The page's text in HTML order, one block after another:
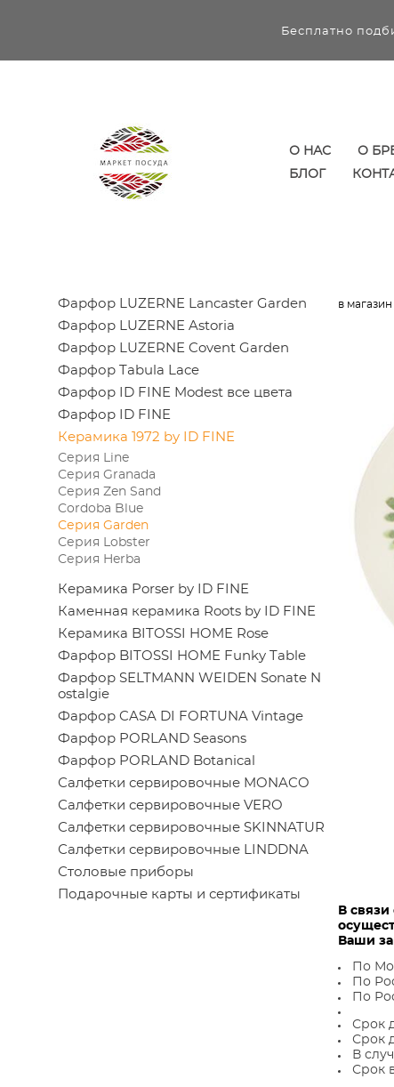
Бесплатно
О НАС О
БЛОГ
Фарфор LUZERNE Lancaster Garden
Фарфор LUZERNE Astoria
Фарфор LUZERNE Covent Garden
Фарфор Tabula Lace
Фарфор ID FINE Modest все цвета
Фарфор ID FINE
Керамика 1972 by ID FINE
Серия Line
Серия Granada
Серия Zen Sand
Cordoba Blue
Серия Garden
Серия Lobster
Серия Herba
Керамика Porser by ID FINE
Каменная керамика Roots by ID FINE
Керамика BITOSSI HOME Rose
Фарфор BITOSSI HOME Funky Table
Фарфор SELTMANN WEIDEN Sonate N
ostalgie
Фарфор CASA DI FORTUNA Vintage
Фарфор PORLAND Seasons
Фарфор PORLAND Botanical
Салфетки сервировочные MONACO
Салфетки сервировочные VERO
Салфетки сервировочные SKINNATUR
Салфетки сервировочные LINDDNA
Столовые приборы
Подарочные карты и сертификаты
в магазин
В
Ваши
По
По
По
Срок
Срок
В
Срок